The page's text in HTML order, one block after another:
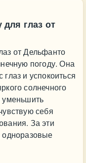
глаз от
от Дельфанто
погоду. Она
и успокоиться
солнечного
уменьшить
себя
За эти
одноразовые